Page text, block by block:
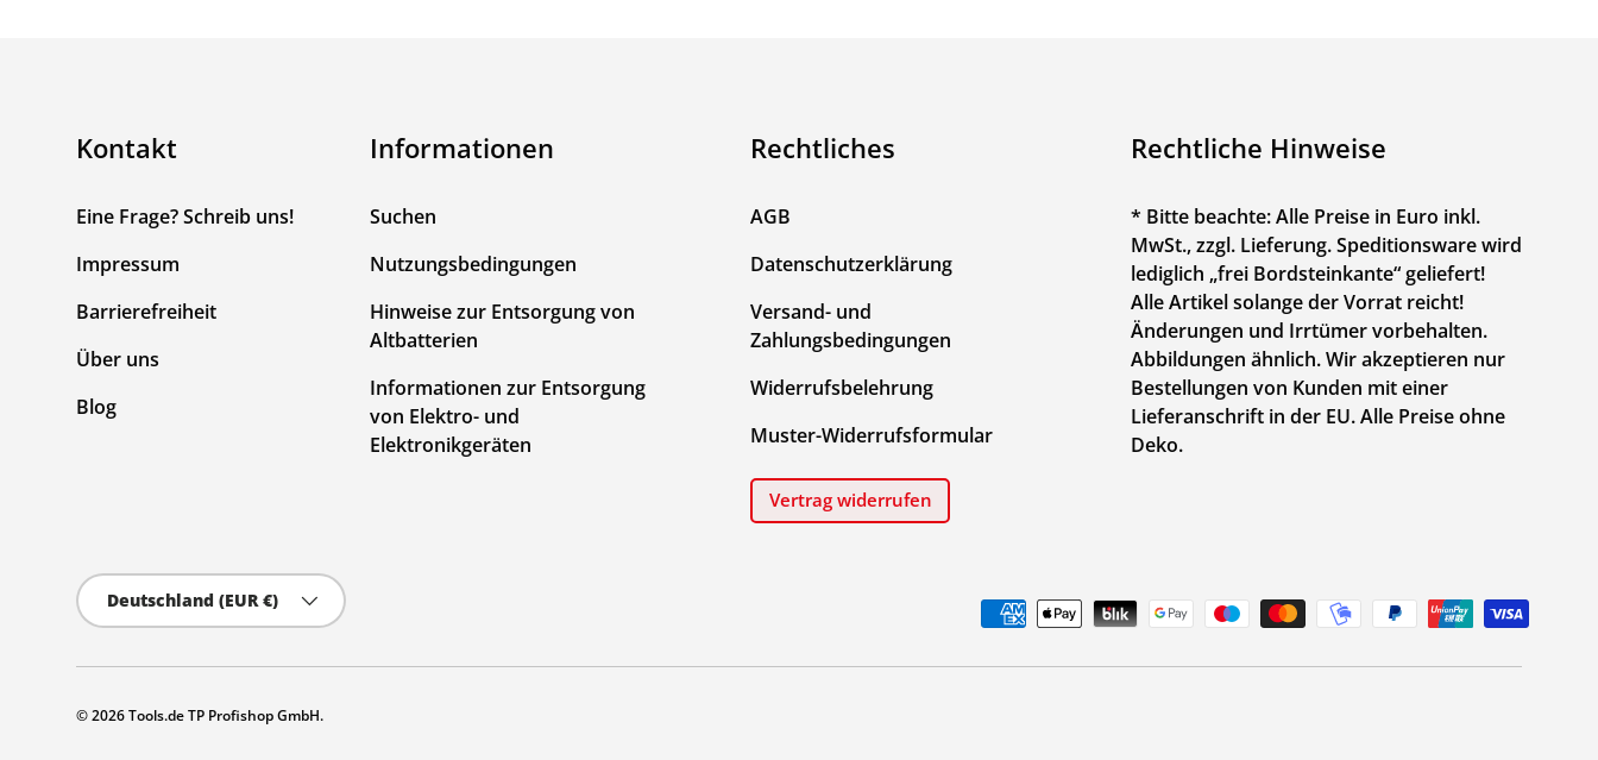
Kontakt
Eine Frage? Schreib uns!
Impressum
Barrierefreiheit
Über uns
Blog
Informationen
Suchen
Nutzungsbedingungen
Hinweise zur Entsorgung von
Altbatterien
Informationen zur Entsorgung
von Elektro- und
Elektronikgeräten
Rechtliches
AGB
Datenschutzerklärung
Versand- und
Zahlungsbedingungen
Widerrufsbelehrung
Muster-Widerrufsformular
Vertrag widerrufen
Rechtliche Hinweise
* Bitte beachte: Alle Preise in Euro inkl.
MwSt., zzgl. Lieferung. Speditionsware wird
lediglich „frei Bordsteinkante“ geliefert!
Alle Artikel solange der Vorrat reicht!
Änderungen und Irrtümer vorbehalten.
Abbildungen ähnlich. Wir akzeptieren nur
Bestellungen von Kunden mit einer
Lieferanschrift in der EU. Alle Preise ohne
Deko.
Land/Region
Deutschland (EUR €)
© 2026Tools.de TP Profishop GmbH.